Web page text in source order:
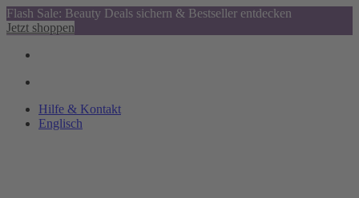
Flash Sale: Beauty Deals sichern & Bestseller entdecken
Jetzt shoppen
Hilfe & Kontakt
Englisch